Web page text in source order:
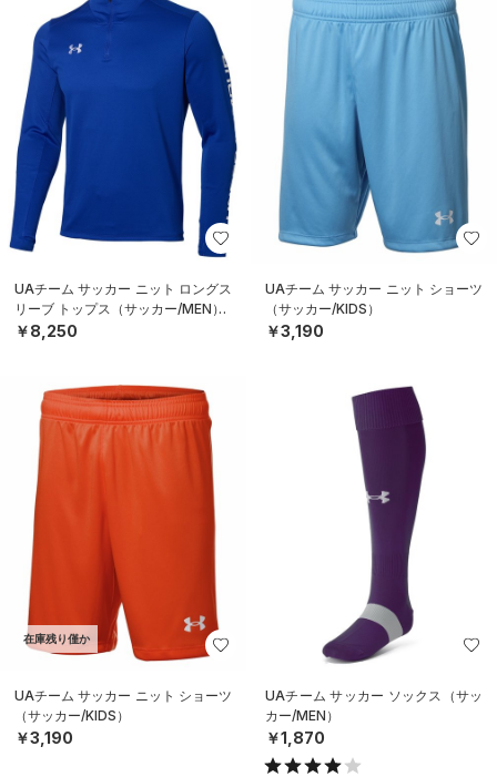
UAチーム サッカー ニット ロングス
リーブ トップス（サッカー/MEN）
￥8,250
UAチーム サッカー ニット ショーツ
（サッカー/KIDS）
￥3,190
在庫残り僅か
UAチーム サッカー ニット ショーツ
（サッカー/KIDS）
￥3,190
UAチーム サッカー ソックス（サッ
カー/MEN）
￥1,870